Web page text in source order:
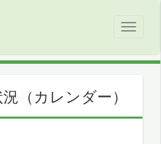
（カレンダー）